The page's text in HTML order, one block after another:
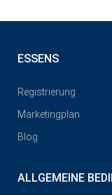
ESSENS
Registrierung
Marketingplan
Blog
ALLGEMEINE